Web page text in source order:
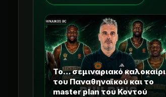
Το… σεμιναριακό καλοκαίρι
του Παναθηναϊκού και το
master plan του Κοντού